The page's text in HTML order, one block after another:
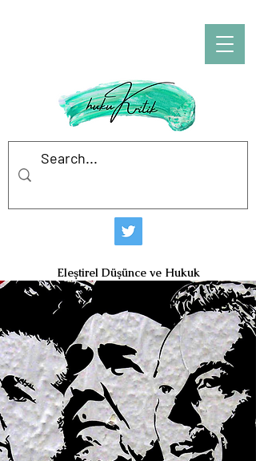
Eleştirel Düşünce ve Hukuk